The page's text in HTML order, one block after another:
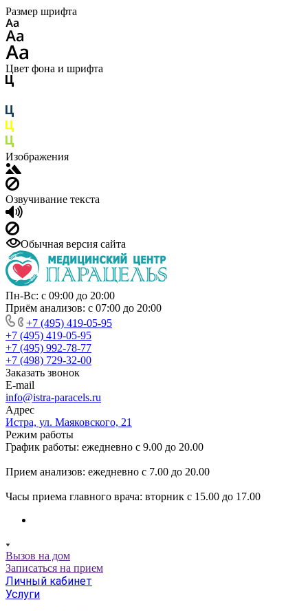
Размер шрифта
Цвет фона и шрифта
Изображения
Озвучивание текста
Обычная версия сайта
Пн-Вс: с 09:00 до 20:00
Приём анализов: с 07:00 до 20:00
+7 (495) 419-05-95
+7 (495) 419-05-95
+7 (495) 992-78-77
+7 (498) 729-32-00
Заказать звонок
E-mail
info@istra-paracels.ru
Адрес
Истра, ул. Маяковского, 21
Режим работы
График работы: ежедневно с 9.00 до 20.00
Прием анализов: ежедневно с 7.00 до 20.00
Часы приема главного врача: вторник с 15.00 до 17.00
Вызов на дом
Записаться на прием
Личный кабинет
Услуги